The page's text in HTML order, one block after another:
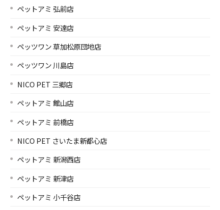
ペットアミ 弘前店
ペットアミ 安達店
ペッツワン 草加松原団地店
ペッツワン 川島店
NICO PET 三郷店
ペットアミ 館山店
ペットアミ 前橋店
NICO PET さいたま新都心店
ペットアミ 新潟西店
ペットアミ 新津店
ペットアミ 小千谷店